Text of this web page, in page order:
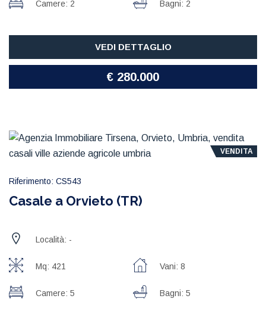
Camere: 2 Bagni: 2
VEDI DETTAGLIO
€ 280.000
VENDITA
Riferimento: CS543
Casale a Orvieto (TR)
Località: -
Mq: 421 Vani: 8
Camere: 5 Bagni: 5